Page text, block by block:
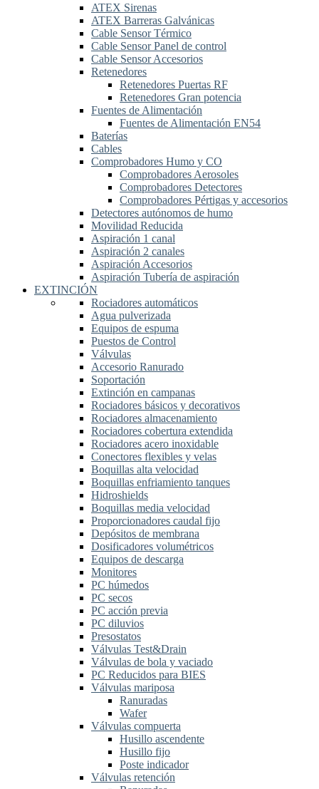
ATEX Sirenas
ATEX Barreras Galvánicas
Cable Sensor Térmico
Cable Sensor Panel de control
Cable Sensor Accesorios
Retenedores
Retenedores Puertas RF
Retenedores Gran potencia
Fuentes de Alimentación
Fuentes de Alimentación EN54
Baterías
Cables
Comprobadores Humo y CO
Comprobadores Aerosoles
Comprobadores Detectores
Comprobadores Pértigas y accesorios
Detectores autónomos de humo
Movilidad Reducida
Aspiración 1 canal
Aspiración 2 canales
Aspiración Accesorios
Aspiración Tubería de aspiración
EXTINCIÓN
Rociadores automáticos
Agua pulverizada
Equipos de espuma
Puestos de Control
Válvulas
Accesorio Ranurado
Soportación
Extinción en campanas
Rociadores básicos y decorativos
Rociadores almacenamiento
Rociadores cobertura extendida
Rociadores acero inoxidable
Conectores flexibles y velas
Boquillas alta velocidad
Boquillas enfriamiento tanques
Hidroshields
Boquillas media velocidad
Proporcionadores caudal fijo
Depósitos de membrana
Dosificadores volumétricos
Equipos de descarga
Monitores
PC húmedos
PC secos
PC acción previa
PC diluvios
Presostatos
Válvulas Test&Drain
Válvulas de bola y vaciado
PC Reducidos para BIES
Válvulas mariposa
Ranuradas
Wafer
Válvulas compuerta
Husillo ascendente
Husillo fijo
Poste indicador
Válvulas retención